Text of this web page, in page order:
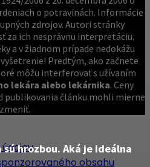
hrozbou. Aká je ideálna
o potravinách. Informácie
zdrojov. Autori stránky
za ich nesprávnu interpretáciu.
a v žiadnom prípade nedokážu
Predtým, ako začnete
môžu interferovať s užívaním
lekára alebo lekárnika. Ceny
publikovania článku mohli mierne
zmeniť.
obsahu